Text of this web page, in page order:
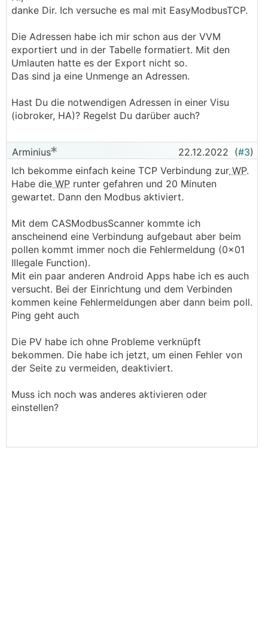
danke Dir. Ich versuche es mal mit EasyModbusTCP.
Die Adressen habe ich mir schon aus der VVM
exportiert und in der Tabelle formatiert. Mit den
Umlauten hatte es der Export nicht so.
Das sind ja eine Unmenge an Adressen.
Hast Du die notwendigen Adressen in einer Visu
(iobroker, HA)? Regelst Du darüber auch?
Arminius 22.12.2022 (#3)
Ich bekomme einfach keine TCP Verbindung zur WP.
Habe die WP runter gefahren und 20 Minuten
gewartet. Dann den Modbus aktiviert.
Mit dem CASModbusScanner kommte ich
anscheinend eine Verbindung aufgebaut aber beim
pollen kommt immer noch die Fehlermeldung (0x01
Illegale Function).
Mit ein paar anderen Android Apps habe ich es auch
versucht. Bei der Einrichtung und dem Verbinden
kommen keine Fehlermeldungen aber dann beim poll.
Ping geht auch
Die PV habe ich ohne Probleme verknüpft
bekommen. Die habe ich jetzt, um einen Fehler von
der Seite zu vermeiden, deaktiviert.
Muss ich noch was anderes aktivieren oder
einstellen?